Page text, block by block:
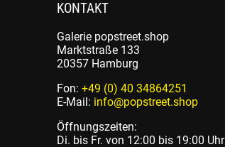
KONTAKT
Galerie popstreet.shop
Marktstraße 133
20357 Hamburg
Fon: +49 (0) 40 34864251
E-Mail: info@popstreet.shop
Öffnungszeiten:
Di. bis Fr. von 12:00 bis 19:00 Uhr